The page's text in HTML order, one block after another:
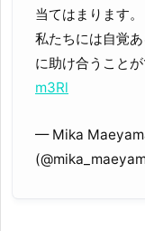
当てはまります。
私たちには自覚
に助け合うことが
m3Rl
— Mika